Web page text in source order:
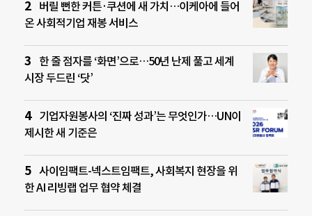
버릴 뻔한 커튼·쿠션에 새 가치…이케아에 들어
온 사회적기업 재봉 서비스
한 줄 점자를 ‘화면’으로…50년 난제 풀고 세계
시장 두드린 ‘닷’
기업자원봉사의 ‘진짜 성과’는 무엇인가…UN이
제시한 새 기준은
사이임팩트-넥스트임팩트, 사회복지 현장을 위
한 AI 리빙랩 업무 협약 체결